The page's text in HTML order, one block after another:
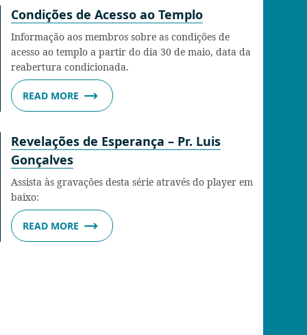
Condições de Acesso ao Templo
Informação aos membros sobre as condições de
acesso ao templo a partir do dia 30 de maio, data da
reabertura condicionada.
READ MORE
Revelações de Esperança – Pr. Luis
Gonçalves
Assista às gravações desta série através do player em
baixo:
READ MORE